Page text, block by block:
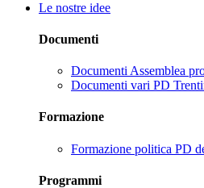
Le nostre idee
Documenti
Documenti Assemblea
Documenti vari PD
Formazione
Formazione politica PD
Programmi